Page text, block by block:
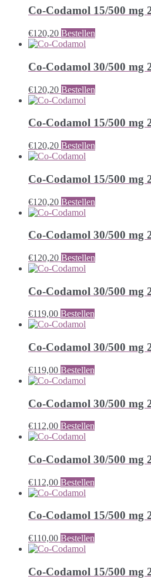
Co-Codamol 15/500 mg
€120,20 Bestellen
Co-Codamol 30/500 mg
€120,20 Bestellen
Co-Codamol 15/500 mg
€120,20 Bestellen
Co-Codamol 15/500 mg
€120,20 Bestellen
Co-Codamol 30/500 mg
€120,20 Bestellen
Co-Codamol 30/500 mg
€119,00 Bestellen
Co-Codamol 30/500 mg
€119,00 Bestellen
Co-Codamol 30/500 mg
€112,00 Bestellen
Co-Codamol 30/500 mg
€112,00 Bestellen
Co-Codamol 15/500 mg
€110,00 Bestellen
Co-Codamol 15/500 mg